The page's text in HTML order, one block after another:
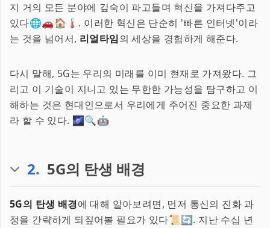
지 거의 모든 분야에 깊숙이 파고들며 혁신을 가져다주고
있다🌐🚗🏠🌡. 이러한 혁신은 단순히 '빠른 인터넷'이라
는 것을 넘어서, 리얼타임의 세상을 경험하게 해준다.
다시 말해, 5G는 우리의 미래를 이미 현재로 가져왔다. 그
리고 이 기술이 지니고 있는 무한한 가능성을 탐구하고 이
해하는 것은 현대인으로서 우리에게 주어진 중요한 과제
라 할 수 있다. 🌌🔍🤖
2. 5G의 탄생 배경
5G의 탄생 배경에 대해 알아보려면, 먼저 통신의 진화 과
정을 간략하게 되짚어볼 필요가 있다📜🔄. 지난 수십 년